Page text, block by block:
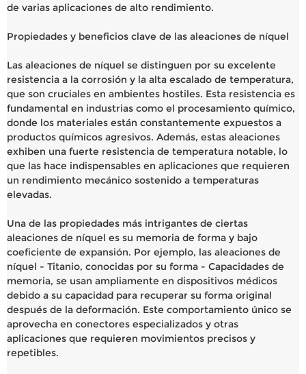
de varias aplicaciones de alto rendimiento.
Propiedades y beneficios clave de las aleaciones de níquel
Las aleaciones de níquel se distinguen por su excelente
resistencia a la corrosión y la alta escalado de temperatura,
que son cruciales en ambientes hostiles. Esta resistencia es
fundamental en industrias como el procesamiento químico,
donde los materiales están constantemente expuestos a
productos químicos agresivos. Además, estas aleaciones
exhiben una fuerte resistencia de temperatura notable, lo
que las hace indispensables en aplicaciones que requieren
un rendimiento mecánico sostenido a temperaturas
elevadas.
Una de las propiedades más intrigantes de ciertas
aleaciones de níquel es su memoria de forma y bajo
coeficiente de expansión. Por ejemplo, las aleaciones de
níquel - Titanio, conocidas por su forma - Capacidades de
memoria, se usan ampliamente en dispositivos médicos
debido a su capacidad para recuperar su forma original
después de la deformación. Este comportamiento único se
aprovecha en conectores especializados y otras
aplicaciones que requieren movimientos precisos y
repetibles.